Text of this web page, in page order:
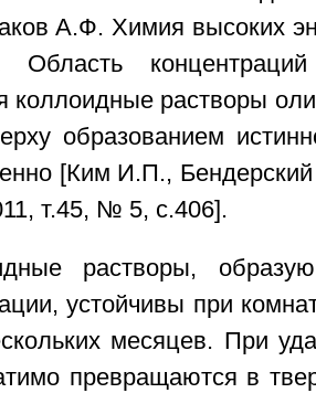
А.Ф. Химия высоких
Область
коллоидные растворы
образованием
[Ким И.П.,
т.45, № 5, с.406].
растворы,
устойчивы при
месяцев. При
превращаются в